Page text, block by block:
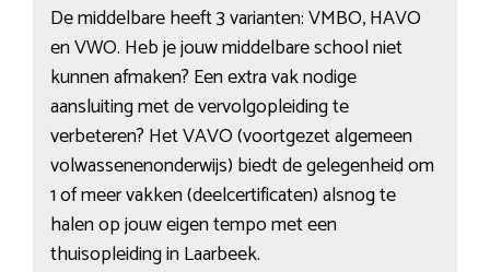
De middelbare heeft 3 varianten: VMBO, HAVO
en VWO. Heb je jouw middelbare school niet
kunnen afmaken? Een extra vak nodige
aansluiting met de vervolgopleiding te
verbeteren? Het VAVO (voortgezet algemeen
volwassenenonderwijs) biedt de gelegenheid om
1 of meer vakken (deelcertificaten) alsnog te
halen op jouw eigen tempo met een
thuisopleiding in Laarbeek.